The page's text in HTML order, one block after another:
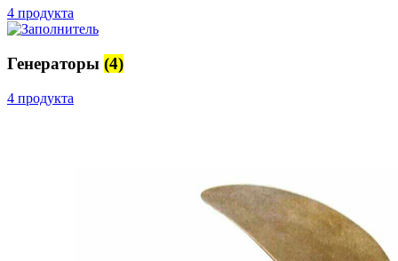
4 продукта
Генераторы (4)
4 продукта